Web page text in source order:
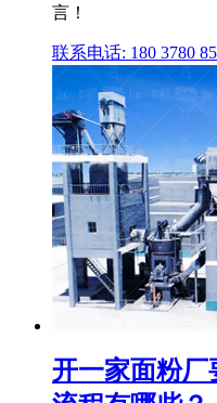
言！
联系电话: 180 3780
开一家面粉厂